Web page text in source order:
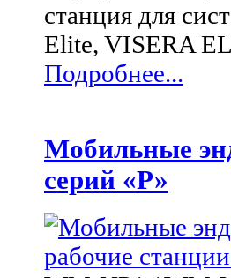
станция для
Elite, VISERA
Подробнее...
Мобильные
серий «Р»